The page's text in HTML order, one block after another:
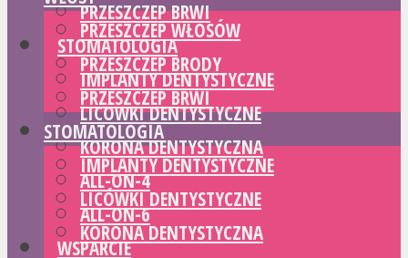
PRZESZCZEP BRWI
STOMATOLOGIA
IMPLANTY DENTYSTYCZNE
LICÓWKI DENTYSTYCZNE
KORONA DENTYSTYCZNA
ALL-ON-4
ALL-ON-6
WSPARCIE
PRZESZCZEP WŁOSÓW
PRZESZCZEP BRODY
PRZESZCZEP BRWI
STOMATOLOGIA
IMPLANTY DENTYSTYCZNE
LICÓWKI DENTYSTYCZNE
KORONA DENTYSTYCZNA